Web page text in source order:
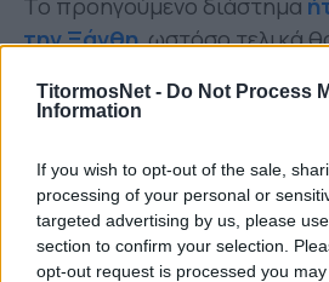
TitormosNet - Do Not Process
Information
If you wish to opt-out of the sale,
processing of your personal or
targeted advertising by us, please
section to confirm your selection.
opt-out request is processed you
την Ξάνθη, ωστόσο τελικά
καριέρα του για τον
κατηγορία της Ισπανίας με
περασμένη σεζόν από τη
Η επίσημη ανακοίνωση της
ομάδας: